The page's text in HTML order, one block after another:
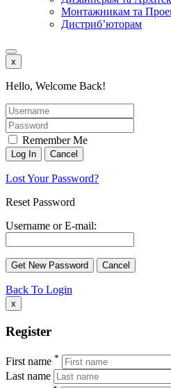
Монтажникам та
Дистриб’юторам
x
Hello, Welcome Back!
Remember Me
Lost Your Password?
Reset Password
Username or E-mail:
Back To Login
x
Register
First name *
Last name